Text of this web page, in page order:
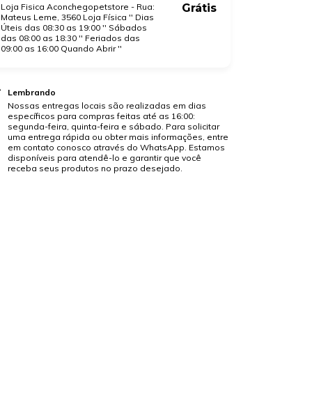
Loja Fisica Aconchegopetstore - Rua:
Mateus Leme, 3560 Loja Física '' Dias
Úteis das 08:30 as 19:00 '' Sábados
das 08:00 as 18:30 '' Feriados das
09:00 as 16:00 Quando Abrir ''
Grátis
Lembrando
Nossas entregas locais são realizadas em dias
específicos para compras feitas até as 16:00:
segunda-feira, quinta-feira e sábado. Para solicitar
uma entrega rápida ou obter mais informações, entre
em contato conosco através do WhatsApp. Estamos
disponíveis para atendê-lo e garantir que você
receba seus produtos no prazo desejado.